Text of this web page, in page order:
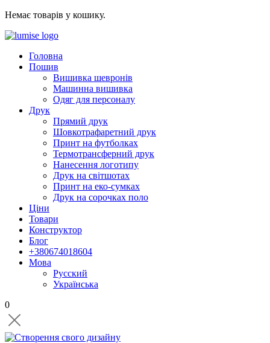
Немає товарів у кошику.
Головна
Пошив
Вишивка шевронів
Машинна вишивка
Одяг для персоналу
Друк
Прямий друк
Шовкотрафаретний друк
Принт на футболках
Термотрансферний друк
Нанесення логотипу
Друк на світшотах
Принт на еко-сумках
Друк на сорочках поло
Ціни
Товари
Конструктор
Блог
+380674018604
Мова
Русский
Українська
0